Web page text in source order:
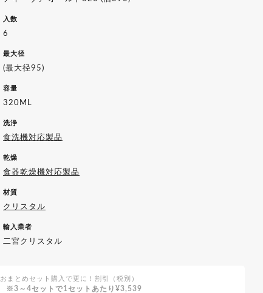
入数
6
最大径
(最大径95)
容量
320ML
洗浄
食洗機対応製品
乾燥
食器乾燥機対応製品
材質
クリスタル
輸入業者
二宮クリスタル
おまとめセット購入で更に！割引（税別）
3～4セットで1セットあたり ¥3,539